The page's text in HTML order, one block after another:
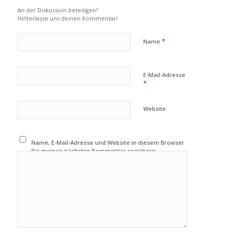
An der Diskussion beteiligen?
Hinterlasse uns deinen Kommentar!
Name *
E-Mail-Adresse
*
Website
Name, E-Mail-Adresse und Website in diesem Browser
für meinen nächsten Kommentar speichern.